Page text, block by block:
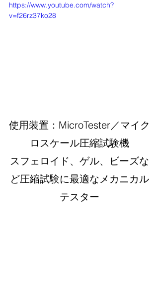
https://www.youtube.com/watch?
v=f26rz37ko28
使用装置：MicroTester／マイク
ロスケール圧縮試験機
スフェロイド、ゲル、ビーズな
ど圧縮試験に最適なメカニカル
テスター